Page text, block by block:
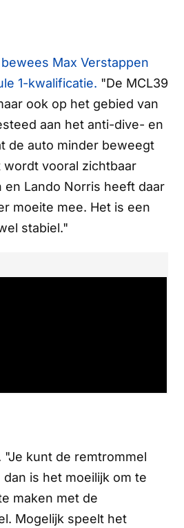
Max Verstappen
1-kwalificatie. "De MCL39
ook op het gebied van
aan het anti-dive- en
de auto minder beweegt
vooral zichtbaar
Lando Norris heeft daar
moeite mee. Het is een
stabiel."
kunt de remtrommel
is het moeilijk om te
maken met de
Mogelijk speelt het